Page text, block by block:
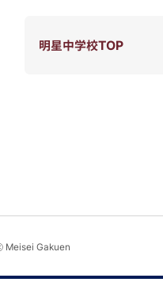
明星中学校TOP
Meisei Gakuen